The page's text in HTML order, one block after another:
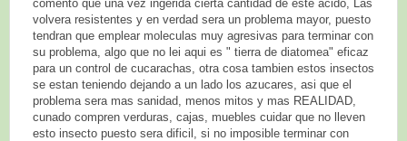
comento que una vez ingerida cierta cantidad de este acido, Las
volvera resistentes y en verdad sera un problema mayor, puesto
tendran que emplear moleculas muy agresivas para terminar con
su problema, algo que no lei aqui es " tierra de diatomea" eficaz
para un control de cucarachas, otra cosa tambien estos insectos
se estan teniendo dejando a un lado los azucares, asi que el
problema sera mas sanidad, menos mitos y mas REALIDAD,
cunado compren verduras, cajas, muebles cuidar que no lleven
esto insecto puesto sera dificil, si no imposible terminar con